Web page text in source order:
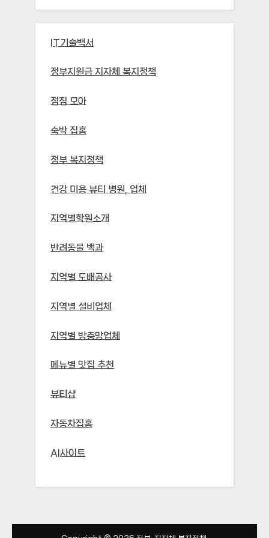
IT기술백서
정부지원금 지자체 복지정책
점짐 모아
숙박 집홈
정부 복지정책
건강 미용 뷰티 병원, 업체
지역별학원소개
반려동물 백과
지역별 도배공사
지역별 설비업체
지역별 방충망업체
메뉴별 맛집 추천
뷰티샵
자동차집홈
AI사이트